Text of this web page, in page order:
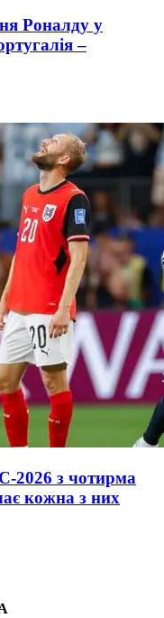
Роналду у
–
2026 з чотирма
кожна з них